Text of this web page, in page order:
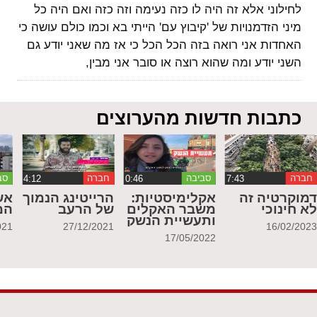
לחילוני אלא זה היה לו כזה נעימה וזה כזה ואם היה כל
מיני הזדמנויות של 'קיבוץ עם' הייתי בא וכמו כולם עושה כי
האחדות אני רואה בזה הכל הכל כי אז מה שאני יודע גם
השני יודע ומה שהוא רוצה או סובר אני מבין,
כתבות חדשות מהערוצים
חברה
דמוקרטיה זה
לא חינוכי
16/02/2023
סביבה ‏0:46
אקלימיסטיות:
משבר האקלים
ותעשיית הנשק
17/05/2022
חברה
הרייטינג הנמוך
של הרעב
27/12/2021